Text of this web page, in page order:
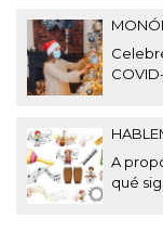
A
qué